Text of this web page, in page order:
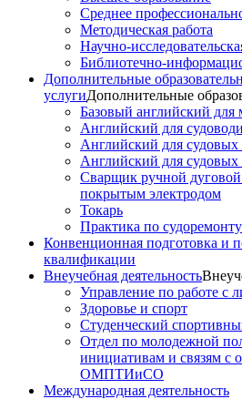
Среднее
Методическая работа
Научно-
Библиотечно-
Дополнительные
услугиДополнительные
Базовый английский для
Английский для
Английский для судовых
Английский для судовых
Cварщик ручной
покрытым электродом
Токарь
Практика по судоремонту
Конвенционная подготовка и
квалификации
Внеучебная деятельность
Управление по работе с
Здоровье и спорт
Студенческий
Отдел по молодежной
инициативам и связям с
ОМПТИиСО
Международная деятельность